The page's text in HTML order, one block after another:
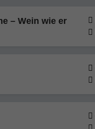
– Wein wie er